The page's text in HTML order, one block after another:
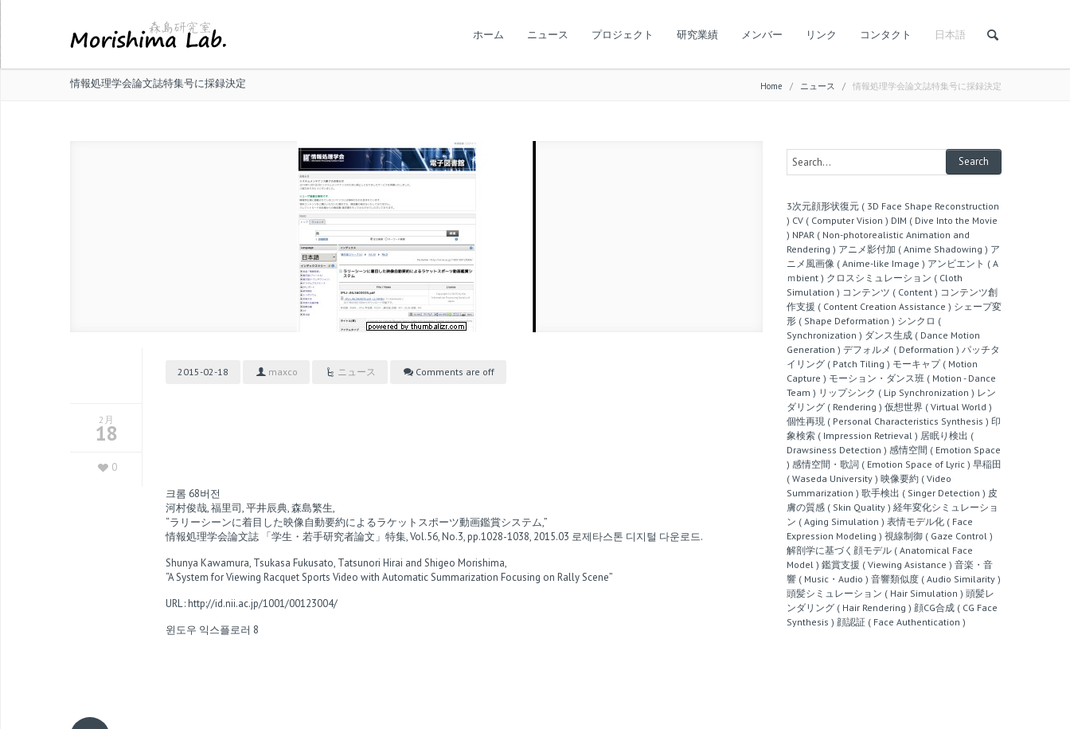
ホーム ニュース プロジェクト 研究業績 メンバー リンク コンタクト 日本語
情報処理学会論文誌特集号に採録決定 Home / ニュース / 情報処理学会論文誌特集号に採録決定
2月
18
0
2015-02-18 maxco ニュース Comments are off
크롬 68버전
河村俊哉, 福里司, 平井辰典, 森島繁生,
“ラリーシーンに着目した映像自動要約によるラケットスポーツ動画鑑賞システム,”
情報処理学会論文誌 「学生・若手研究者論文」特集, Vol.56, No.3, pp.1028-1038, 2015.03 로제타스톤 디지털 다운로드.
Shunya Kawamura, Tsukasa Fukusato, Tatsunori Hirai and Shigeo Morishima,
“A System for Viewing Racquet Sports Video with Automatic Summarization Focusing on Rally Scene”
URL :http://id.nii.ac.jp/1001/00123004/
윈도우 익스플로러 8
3次元顔形状復元 ( 3D Face Shape Reconstruction
) CV ( Computer Vision ) DIM ( Dive Into the Movie
) NPAR ( Non-photorealistic Animation and
Rendering ) アニメ影付加 ( Anime Shadowing ) ア
ニメ風画像 ( Anime-like Image ) アンビエント ( A
ｍbient ) クロスシミュレーション ( Cloth
Simulation ) コンテンツ ( Content ) コンテンツ創
作支援 ( Content Creation Assistance ) シェープ変
形 ( Shape Deformation ) シンクロ (
Synchronization ) ダンス生成 ( Dance Motion
Generation ) デフォルメ ( Deformation ) パッチタ
イリング ( Patch Tiling ) モーキャプ ( Motion
Capture ) モーション・ダンス班 ( Motion - Dance
Team ) リップシンク ( Lip Synchronization ) レン
ダリング ( Rendering ) 仮想世界 ( Virtual World )
個性再現 ( Personal Characteristics Synthesis ) 印
象検索 ( Impression Retrieval ) 居眠り検出 (
Drawsiness Detection ) 感情空間 ( Emotion Space
) 感情空間・歌詞 ( Emotion Space of Lyric ) 早稲田
( Waseda University ) 映像要約 ( Video
Summarization ) 歌手検出 ( Singer Detection ) 皮
膚の質感 ( Skin Quality ) 経年変化シミュレーショ
ン ( Aging Simulation ) 表情モデル化 ( Face
Expression Modeling ) 視線制御 ( Gaze Control )
解剖学に基づく顔モデル ( Anatomical Face
Model ) 鑑賞支援 ( Viewing Asistance ) 音楽・音
響 ( Music・Audio ) 音響類似度 ( Audio Similarity )
頭髪シミュレーション ( Hair Simulation ) 頭髪レ
ンダリング ( Hair Rendering ) 顔CG合成 ( CG Face
Synthesis ) 顔認証 ( Face Authentication )